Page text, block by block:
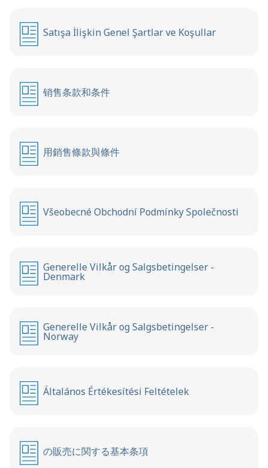
Satışa İlişkin Genel Şartlar ve Koşullar
销售条款和条件
用銷售條款與條件
Všeobecné Obchodní Podmínky Společnosti
Generelle Vilkår og Salgsbetingelser -
Denmark
Generelle Vilkår og Salgsbetingelser -
Norway
Általános Értékesítési Feltételek
の販売に関する基本条項